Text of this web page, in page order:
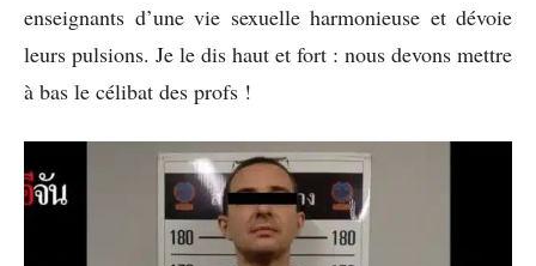
enseignants d’une vie sexuelle harmonieuse et dévoie
leurs pulsions. Je le dis haut et fort : nous devons mettre
à bas le célibat des profs !